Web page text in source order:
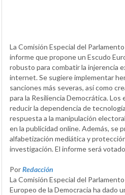
La Comisión Especial del
informe que propone un Escudo
robusto para combatir la injerencia
internet. Se sugiere implementar
sanciones más severas, así como
para la Resiliencia Democrática.
reducir la dependencia de
respuesta a la manipulación
en la publicidad online. Además, se
alfabetización mediática y
investigación. El informe será
PorRedacción
La Comisión Especial del
Europeo de la Democracia ha dado